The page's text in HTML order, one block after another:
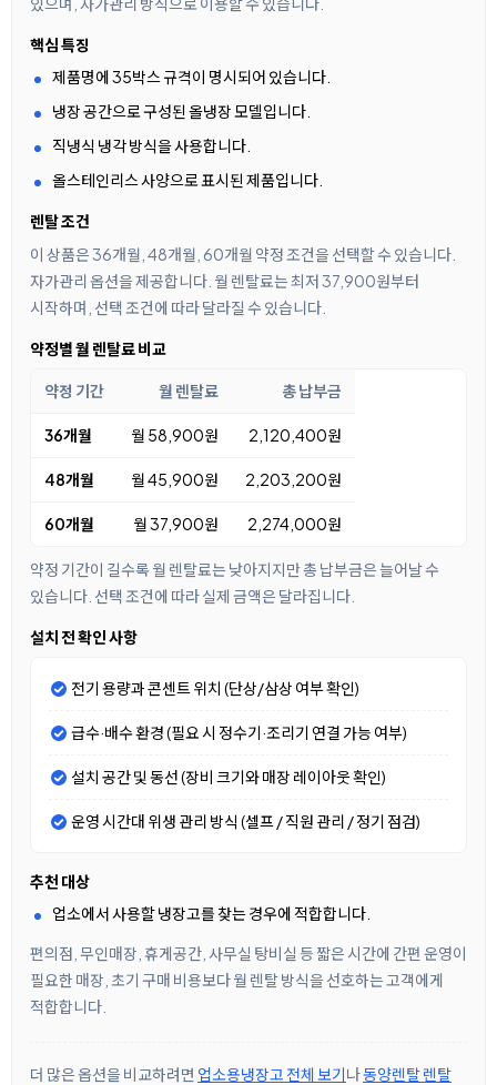
핵심 특징
제품명에 35박스 규격이 명시되어 있습니다.
냉장 공간으로 구성된 올냉장 모델입니다.
직냉식 냉각 방식을 사용합니다.
올스테인리스 사양으로 표시된 제품입니다.
렌탈 조건
이 상품은 36개월, 48개월, 60개월 약정 조건을 선택할 수 있습니다.
자가관리 옵션을 제공합니다. 월 렌탈료는 최저 37,900원부터
시작하며, 선택 조건에 따라 달라질 수 있습니다.
약정별 월 렌탈료 비교
약정 기간 월 렌탈료 총 납부금
36개월 월 58,900원 2,120,400원
48개월 월 45,900원 2,203,200원
60개월 월 37,900원 2,274,000원
약정 기간이 길수록 월 렌탈료는 낮아지지만 총 납부금은 늘어날 수
있습니다. 선택 조건에 따라 실제 금액은 달라집니다.
설치 전 확인 사항
전기 용량과 콘센트 위치 (단상/삼상 여부 확인)
급수·배수 환경 (필요 시 정수기·조리기 연결 가능 여부)
설치 공간 및 동선 (장비 크기와 매장 레이아웃 확인)
운영 시간대 위생 관리 방식 (셀프 / 직원 관리 / 정기 점검)
추천 대상
업소에서 사용할 냉장고를 찾는 경우에 적합합니다.
편의점, 무인매장, 휴게공간, 사무실 탕비실 등 짧은 시간에 간편 운영이
필요한 매장, 초기 구매 비용보다 월 렌탈 방식을 선호하는 고객에게
적합합니다.
더 많은 옵션을 비교하려면 업소용냉장고 전체 보기나동양렌탈 렌탈